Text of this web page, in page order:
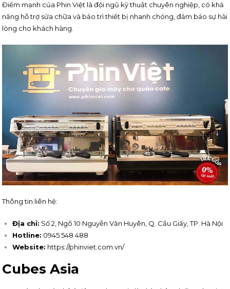
Điểm mạnh của Phin Việt là đội ngũ kỹ thuật chuyên nghiệp, có khả
năng hỗ trợ sửa chữa và bảo trì thiết bị nhanh chóng, đảm bảo sự hài
lòng cho khách hàng.
Thông tin liên hệ:
Địa chỉ: Số 2, Ngõ 10 Nguyễn Văn Huyên, Q. Cầu Giấy, TP. Hà Nội
Hotline: 0945 548 488
Website: https://phinviet.com.vn/
Cubes Asia